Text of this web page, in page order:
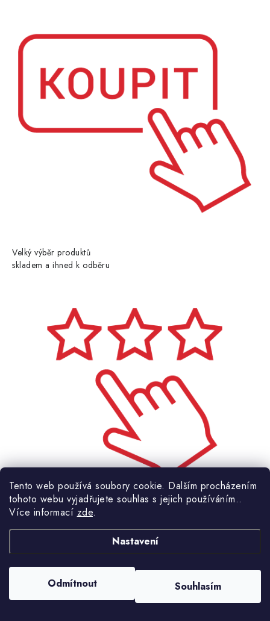
Tento web používá soubory cookie. Dalším procházením
tohoto webu vyjadřujete souhlas s jejich používáním..
Více informací zde.
Nastavení
Odmítnout Souhlasím
Velký výběr produktů
skladem a ihned k odběru